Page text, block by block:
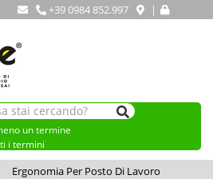
+39 0984 852.997 |
un termine
i termini
Ergonomia Per Posto Di Lavoro